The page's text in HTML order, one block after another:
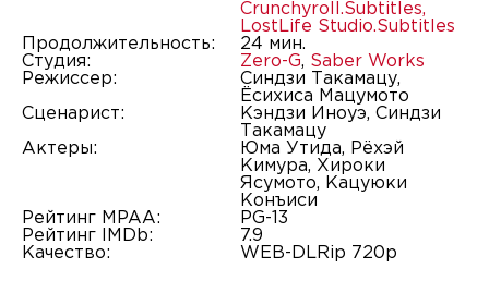
Crunchyroll.Subtitles,
LostLife Studio.Subtitles
Продолжительность:
24 мин.
Студия:
Zero-G, Saber Works
Режиссер:
Синдзи Такамацу,
Ёсихиса Мацумото
Сценарист:
Кэндзи Иноуэ, Синдзи
Такамацу
Актеры:
Юма Утида, Рёхэй
Кимура, Хироки
Ясумото, Кацуюки
Конъиси
Рейтинг MPAA:
PG-13
Рейтинг IMDb:
7.9
Качество:
WEB-DLRip 720p